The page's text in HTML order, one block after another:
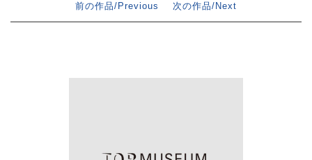
前の作品/Previous
次の作品/Next